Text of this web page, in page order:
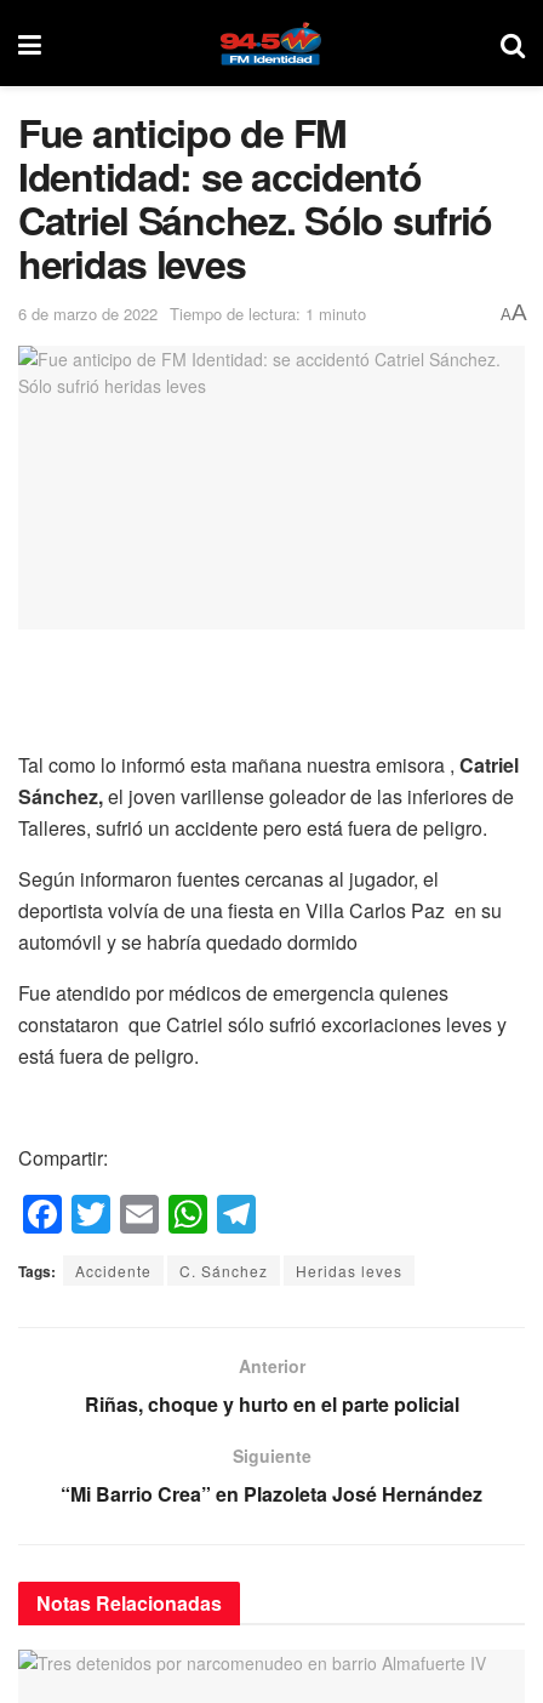
Fue anticipo de FM
Identidad: se accidentó
Catriel Sánchez. Sólo sufrió
heridas leves
6 de marzo de 2022 Tiempo de lectura: 1 minuto AA
Tal como lo informó esta mañana nuestra emisora , Catriel
Sánchez,el joven varillense goleador de las inferiores de
Talleres, sufrió un accidente pero está fuera de peligro.
Según informaron fuentes cercanas al jugador, el
deportista volvía de una fiesta en Villa Carlos Paz en su
automóvil y se habría quedado dormido
Fue atendido por médicos de emergencia quienes
constataron que Catriel sólo sufrió excoriaciones leves y
está fuera de peligro.
Compartir:
F
a
c
k
T
wi
tt
E
m
ail
W
h
at
p
el
e
a
m
Tags: Accidente C. Sánchez Heridas leves
Anterior
Riñas, choque y hurto en el parte policial
Siguiente
“Mi Barrio Crea” en Plazoleta José Hernández
Notas Relacionadas